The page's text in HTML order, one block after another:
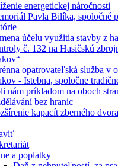
energetickej náročnosti
Pavla Bilíka, spoločné
účelu využitia stavby z
č. 132 na Hasičskú
opatrovateľská služba v
- Istebna, spoločne
nám príkladom na oboch
bez hranic
kapacít zberného
a poplatky